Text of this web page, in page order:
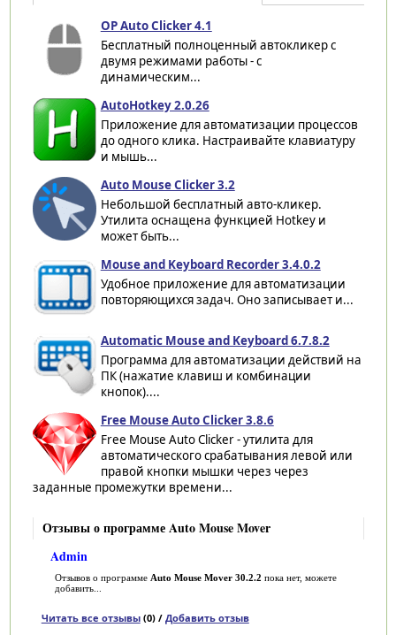
OP Auto Clicker 4.1
Бесплатный полноценный автокликер с
двумя режимами работы - с
динамическим...
AutoHotkey 2.0.26
Приложение для автоматизации процессов
до одного клика. Настраивайте клавиатуру
и мышь...
Auto Mouse Clicker 3.2
Небольшой бесплатный авто-кликер.
Утилита оснащена функцией Hotkey и
может быть...
Mouse and Keyboard Recorder 3.4.0.2
Удобное приложение для автоматизации
повторяющихся задач. Оно записывает и...
Automatic Mouse and Keyboard 6.7.8.2
Программа для автоматизации действий на
ПК (нажатие клавиш и комбинации
кнопок)....
Free Mouse Auto Clicker 3.8.6
Free Mouse Auto Clicker - утилита для
автоматического срабатывания левой или
правой кнопки мышки через через
заданные промежутки времени...
Отзывы о программе Auto Mouse Mover
Admin
Отзывов о программе Auto Mouse Mover 30.2.2 пока нет, можете
добавить...
Читать все отзывы(0) / Добавить отзыв